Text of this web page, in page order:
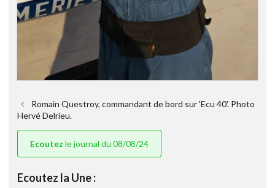
Romain Questroy, commandant de bord sur 'Ecu 40'. Photo
Hervé Delrieu.
Ecoutez le journal du 08/08/24
Ecoutez la Une :